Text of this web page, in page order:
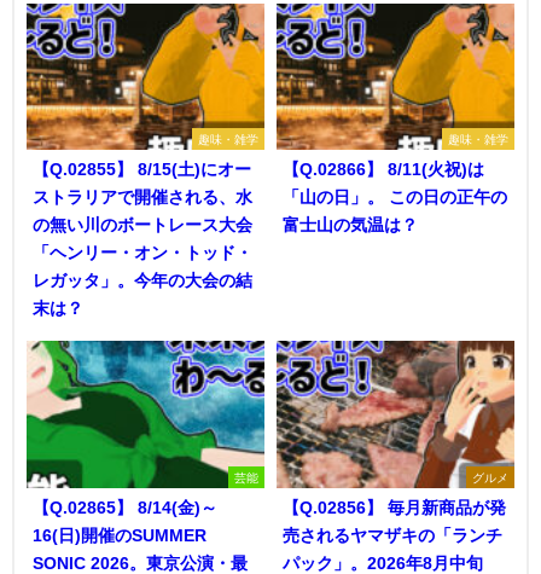
趣味・雑学
【Q.02855】 8/15(土)にオー
ストラリアで開催される、水
の無い川のボートレース大会
「ヘンリー・オン・トッド・
レガッタ」。今年の大会の結
末は？
趣味・雑学
【Q.02866】 8/11(火祝)は
「山の日」。 この日の正午の
富士山の気温は？
芸能
【Q.02865】 8/14(金)～
16(日)開催のSUMMER
SONIC 2026。東京公演・最
グルメ
【Q.02856】 毎月新商品が発
売されるヤマザキの「ランチ
パック」。2026年8月中旬